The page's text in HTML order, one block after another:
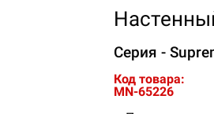
Серия -
Код товара:
MN-65226